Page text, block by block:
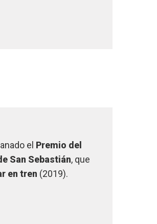
el Premio del
San Sebastián, que
en tren (2019).